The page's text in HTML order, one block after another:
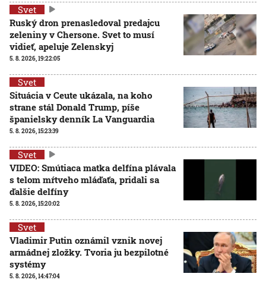
Svet
Ruský dron prenasledoval predajcu
zeleniny v Chersone. Svet to musí
vidieť, apeluje Zelenskyj
5. 8. 2026, 19:22:05
Svet
Situácia v Ceute ukázala, na koho
strane stál Donald Trump, píše
španielsky denník La Vanguardia
5. 8. 2026, 15:23:39
Svet
VIDEO: Smútiaca matka delfína plávala
s telom mŕtveho mláďaťa, pridali sa
ďalšie delfíny
5. 8. 2026, 15:20:02
Svet
Vladimir Putin oznámil vznik novej
armádnej zložky. Tvoria ju bezpilotné
systémy
5. 8. 2026, 14:47:04